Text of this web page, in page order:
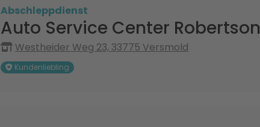
Abschleppdienst
Auto Service Center Robertson
Westheider Weg 23, 33775 Versmold
Kundenliebling